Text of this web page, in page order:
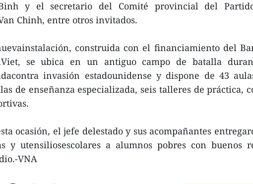
y el secretario del Comité provincial del
Chinh, entre otros invitados.
construida con el financiamiento del
se ubica en un antiguo campo de batalla
invasión estadounidense y dispone de 43
de enseñanza especializada, seis talleres de práctica,
ocasión, el jefe delestado y sus acompañantes
y utensiliosescolares a alumnos pobres con buenos
VNA